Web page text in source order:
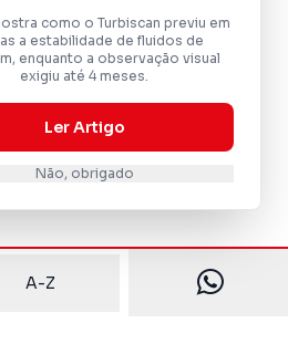
como o Turbiscan previu em
a estabilidade de fluidos de
enquanto a observação visual
exigiu até 4 meses.
Ler Artigo
Não, obrigado
A-Z